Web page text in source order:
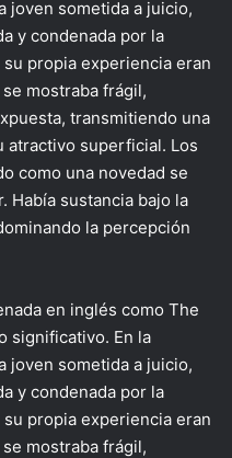
joven sometida a juicio,
y condenada por la
propia experiencia eran
mostraba frágil,
transmitiendo una
atractivo superficial. Los
como una novedad se
Había sustancia bajo la
la percepción
en inglés como The
significativo. En la
joven sometida a juicio,
y condenada por la
propia experiencia eran
mostraba frágil,